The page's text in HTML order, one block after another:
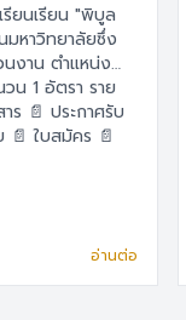
รียนเรียน "พิบูล
หาวิทยาลัยซึ่ง
นงาน ตำแหน่ง
วน 1 อัตรา ราย
รับ
อ่านต่อ